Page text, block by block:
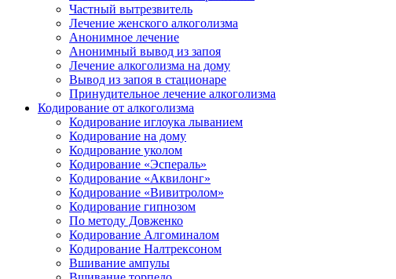
Частный вытрезвитель
Лечение женского алкоголизма
Анонимное лечение
Анонимный вывод из запоя
Лечение алкоголизма на дому
Вывод из запоя в стационаре
Принудительное лечение алкоголизма
Кодирование от алкоголизма
Кодирование иглоука лыванием
Кодирование на дому
Кодирование уколом
Кодирование «Эспераль»
Кодирование «Аквилонг»
Кодирование «Вивитролом»
Кодирование гипнозом
По методу Довженко
Кодирование Алгоминалом
Кодирование Налтрексоном
Вшивание ампулы